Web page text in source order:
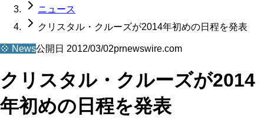
ニュース
クリスタル・クルーズが2014年初めの日程を発表
💠 News公開日 2012/03/02prnewswire.com
クリスタル・クルーズが2014
年初めの日程を発表